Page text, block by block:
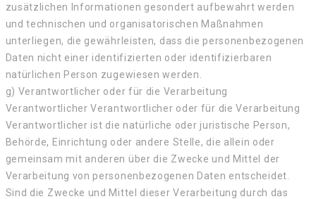
zusätzlichen Informationen gesondert aufbewahrt werden
und technischen und organisatorischen Maßnahmen
unterliegen, die gewährleisten, dass die personenbezogenen
Daten nicht einer identifizierten oder identifizierbaren
natürlichen Person zugewiesen werden.
g) Verantwortlicher oder für die Verarbeitung
Verantwortlicher Verantwortlicher oder für die Verarbeitung
Verantwortlicher ist die natürliche oder juristische Person,
Behörde, Einrichtung oder andere Stelle, die allein oder
gemeinsam mit anderen über die Zwecke und Mittel der
Verarbeitung von personenbezogenen Daten entscheidet.
Sind die Zwecke und Mittel dieser Verarbeitung durch das